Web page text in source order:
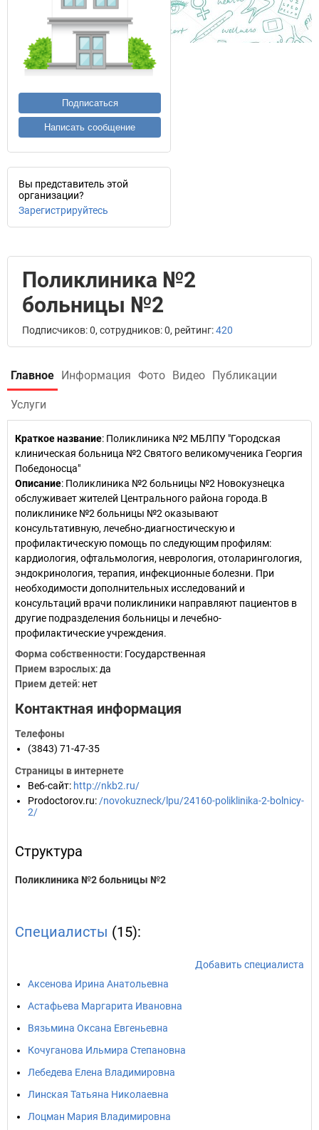
Подписаться
Написать сообщение
Вы представитель этой
организации?
Зарегистрируйтесь
Поликлиника №2
больницы №2
Подписчиков: 0, сотрудников: 0, рейтинг:420
Главное Информация Фото Видео Публикации
Услуги
Краткое название: Поликлиника №2 МБЛПУ "Городская
клиническая больница №2 Святого великомученика Георгия
Победоносца"
Описание: Поликлиника №2 больницы №2 Новокузнецка
обслуживает жителей Центрального района города.В
поликлинике №2 больницы №2 оказывают
консультативную, лечебно-диагностическую и
профилактическую помощь по следующим профилям:
кардиология, офтальмология, неврология, отоларингология,
эндокринология, терапия, инфекционные болезни. При
необходимости дополнительных исследований и
консультаций врачи поликлиники направляют пациентов в
другие подразделения больницы и лечебно-
профилактические учреждения.
Форма собственности: Государственная
Прием взрослых: да
Прием детей: нет
Контактная информация
Телефоны
(3843) 71-47-35
Страницы в интернете
Веб-сайт: http://nkb2.ru/
Prodoctorov.ru: /novokuzneck/lpu/24160-poliklinika-2-bolnicy-
2/
Структура
Поликлиника №2 больницы №2
Специалисты (15):
Добавить специалиста
Аксенова Ирина Анатольевна
Астафьева Маргарита Ивановна
Вязьмина Оксана Евгеньевна
Кочуганова Ильмира Степановна
Лебедева Елена Владимировна
Линская Татьяна Николаевна
Лоцман Мария Владимировна